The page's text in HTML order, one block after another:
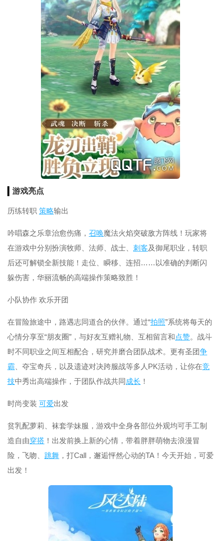
游戏亮点
历练转职 策略输出
吟唱森之乐章治愈伤痛， 召唤魔法火焰突破敌方阵线！玩家将
在游戏中分别扮演牧师、法师、战士、 刺客及御尾职业，转职
后还可解锁全新技能！走位、瞬移、连招……以准确的判断闪
躲伤害，华丽流畅的高端操作策略致胜！
小队协作 欢乐开团
在冒险旅途中，路遇志同道合的伙伴。通过“拍照”系统将每天的
心情分享至“朋友圈”，与好友互赠礼物、互相留言和点赞。战斗
时不同职业之间互相配合，研究并磨合团队战术。更有圣团争
霸 、夺宝奇兵，以及遗迹对决跨服战等多人PK活动，让你在竞
技中秀出高端操作，于团队作战共同成长 ！
时尚变装 可爱出发
贫乳配萝莉、袜套学妹服，游戏中全身各部位外观均可手工制
造自由穿搭 ！出发前换上新的心情，带着胖胖萌物去浪漫冒
险，飞吻、 跳舞 ，打Call，邂逅怦然心动的TA！今天开始，可爱
出发！